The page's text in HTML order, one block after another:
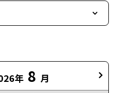
年 8 月